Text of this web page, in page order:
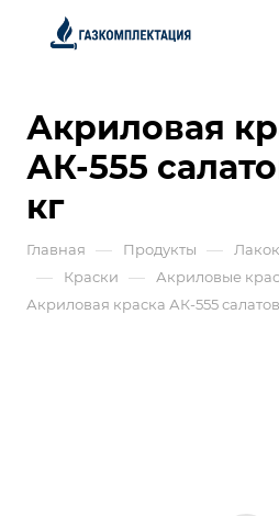
Акриловая
АК-555
кг
Главная — Продукты —
— Краски — Акриловые
Акриловая краска АК-555